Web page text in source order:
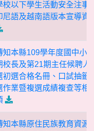
校以下學生活動安全注事
尼語及越南語版本宣導資
知本縣109學年度國中小
校長及第21期主任候聘人
初選合格名冊、口試抽籤
作業暨複選成績複查等相
知本縣原住民族教育資源